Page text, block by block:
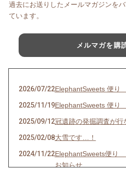
過去にお送りしたメールマガジンを
ています。
メルマガを購
2026/07/22ElephantSweets 便り
2025/11/19ElephantSweets 便り
2025/09/12冠遺跡の発掘調査が行
2025/02/08大雪です…！
2024/11/22ElephantSweets便り
お知らせ